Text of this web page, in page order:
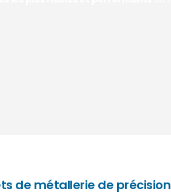
de métallerie de précision